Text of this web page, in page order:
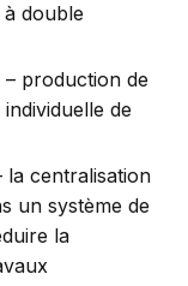
double
– production de
de
la centralisation
un système de
la